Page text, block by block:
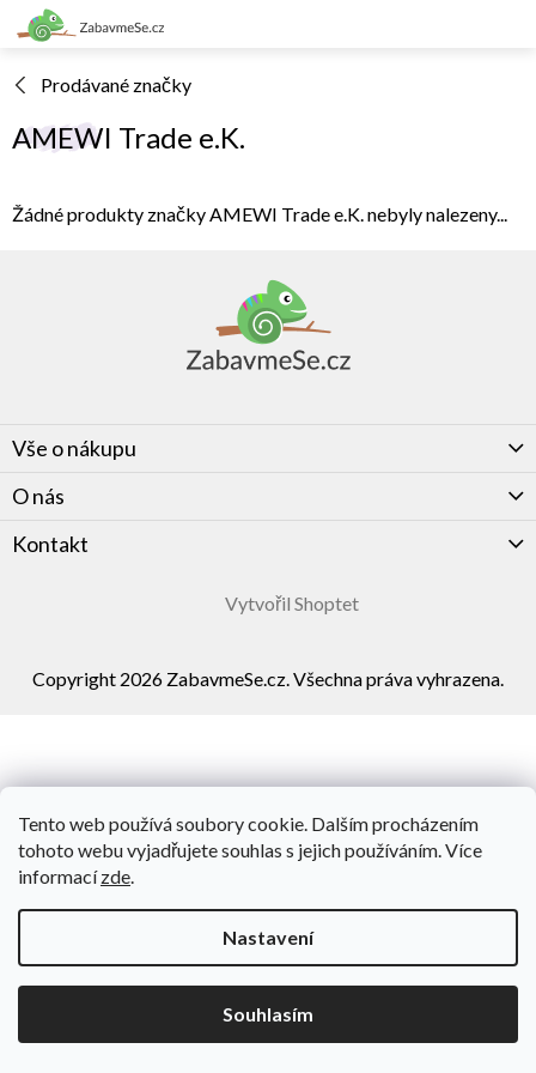
Tento web používá soubory cookie. Dalším procházením
tohoto webu vyjadřujete souhlas s jejich používáním. Více
informacízde.
Nastavení
Souhlasím
Přejít
na
Prodávané značky
AMEWI Trade e.K.
Žádné produkty značkyAMEWI Trade e.K.nebyly nalezeny...
Vše o nákupu
O nás
Kontakt
Vytvořil Shoptet
Copyright 2026 ZabavmeSe.cz. Všechna práva vyhrazena.